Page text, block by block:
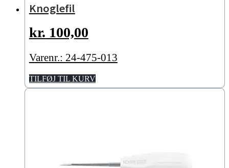
Knoglefil
kr. 100,00
Varenr.: 24-475-013
TILFØJ TIL KURV